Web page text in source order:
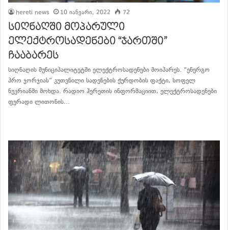
hereti news 10 იანვარი, 2022 72
სიღნაღში მოპარული
ელექტროსადენები “ჯართში”
ჩააბარეს
სიღნაღის მუნიციპალიტეტში ელექტროსადენები მოიპარეს. “ენერგო
პრო ჯორჯიას” კუთვნილი სადენების ქურდობის ფაქტი, სოფელ
ნუკრიანში მოხდა. რადიო ჰერეთის ინფორმაციით, ელექტროსადენები
ფერადი ლითონის…